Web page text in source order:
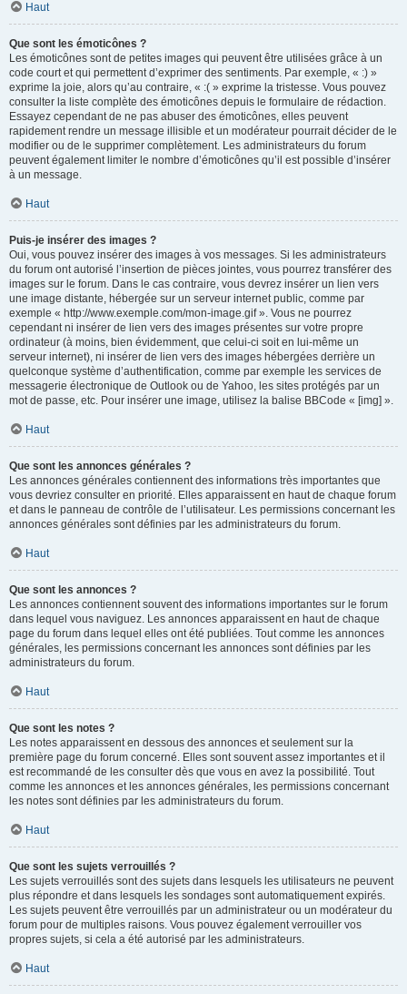
Haut
Que sont les émoticônes ?
Les émoticônes sont de petites images qui peuvent être utilisées grâce à un
code court et qui permettent d’exprimer des sentiments. Par exemple, « :) »
exprime la joie, alors qu’au contraire, « :( » exprime la tristesse. Vous pouvez
consulter la liste complète des émoticônes depuis le formulaire de rédaction.
Essayez cependant de ne pas abuser des émoticônes, elles peuvent
rapidement rendre un message illisible et un modérateur pourrait décider de le
modifier ou de le supprimer complètement. Les administrateurs du forum
peuvent également limiter le nombre d’émoticônes qu’il est possible d’insérer
à un message.
Haut
Puis-je insérer des images ?
Oui, vous pouvez insérer des images à vos messages. Si les administrateurs
du forum ont autorisé l’insertion de pièces jointes, vous pourrez transférer des
images sur le forum. Dans le cas contraire, vous devrez insérer un lien vers
une image distante, hébergée sur un serveur internet public, comme par
exemple « http://www.exemple.com/mon-image.gif ». Vous ne pourrez
cependant ni insérer de lien vers des images présentes sur votre propre
ordinateur (à moins, bien évidemment, que celui-ci soit en lui-même un
serveur internet), ni insérer de lien vers des images hébergées derrière un
quelconque système d’authentification, comme par exemple les services de
messagerie électronique de Outlook ou de Yahoo, les sites protégés par un
mot de passe, etc. Pour insérer une image, utilisez la balise BBCode « [img] ».
Haut
Que sont les annonces générales ?
Les annonces générales contiennent des informations très importantes que
vous devriez consulter en priorité. Elles apparaissent en haut de chaque forum
et dans le panneau de contrôle de l’utilisateur. Les permissions concernant les
annonces générales sont définies par les administrateurs du forum.
Haut
Que sont les annonces ?
Les annonces contiennent souvent des informations importantes sur le forum
dans lequel vous naviguez. Les annonces apparaissent en haut de chaque
page du forum dans lequel elles ont été publiées. Tout comme les annonces
générales, les permissions concernant les annonces sont définies par les
administrateurs du forum.
Haut
Que sont les notes ?
Les notes apparaissent en dessous des annonces et seulement sur la
première page du forum concerné. Elles sont souvent assez importantes et il
est recommandé de les consulter dès que vous en avez la possibilité. Tout
comme les annonces et les annonces générales, les permissions concernant
les notes sont définies par les administrateurs du forum.
Haut
Que sont les sujets verrouillés ?
Les sujets verrouillés sont des sujets dans lesquels les utilisateurs ne peuvent
plus répondre et dans lesquels les sondages sont automatiquement expirés.
Les sujets peuvent être verrouillés par un administrateur ou un modérateur du
forum pour de multiples raisons. Vous pouvez également verrouiller vos
propres sujets, si cela a été autorisé par les administrateurs.
Haut